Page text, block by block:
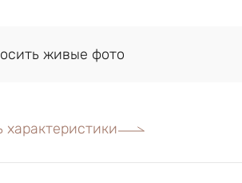
живые фото
характеристики